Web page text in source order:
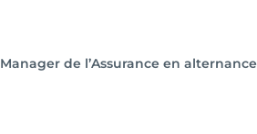
Manager de l’Assurance en alternance